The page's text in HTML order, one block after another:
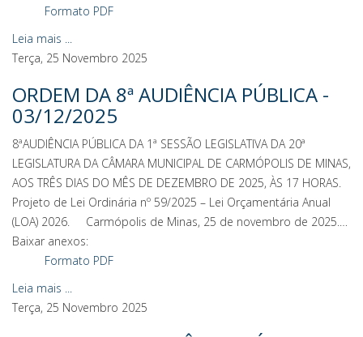
Formato PDF
Leia mais ...
Terça, 25 Novembro 2025
ORDEM DA 8ª AUDIÊNCIA PÚBLICA -
03/12/2025
8ªAUDIÊNCIA PÚBLICA DA 1ª SESSÃO LEGISLATIVA DA 20ª
LEGISLATURA DA CÂMARA MUNICIPAL DE CARMÓPOLIS DE MINAS,
AOS TRÊS DIAS DO MÊS DE DEZEMBRO DE 2025, ÀS 17 HORAS.
Projeto de Lei Ordinária nº 59/2025 – Lei Orçamentária Anual
(LOA) 2026. Carmópolis de Minas, 25 de novembro de 2025.…
Baixar anexos:
Formato PDF
Leia mais ...
Terça, 25 Novembro 2025